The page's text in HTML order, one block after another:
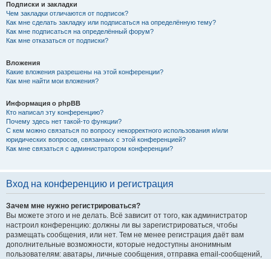
Подписки и закладки
Чем закладки отличаются от подписок?
Как мне сделать закладку или подписаться на определённую тему?
Как мне подписаться на определённый форум?
Как мне отказаться от подписки?
Вложения
Какие вложения разрешены на этой конференции?
Как мне найти мои вложения?
Информация о phpBB
Кто написал эту конференцию?
Почему здесь нет такой-то функции?
С кем можно связаться по вопросу некорректного использования и/или
юридических вопросов, связанных с этой конференцией?
Как мне связаться с администратором конференции?
Вход на конференцию и регистрация
Зачем мне нужно регистрироваться?
Вы можете этого и не делать. Всё зависит от того, как администратор
настроил конференцию: должны ли вы зарегистрироваться, чтобы
размещать сообщения, или нет. Тем не менее регистрация даёт вам
дополнительные возможности, которые недоступны анонимным
пользователям: аватары, личные сообщения, отправка email-сообщений,